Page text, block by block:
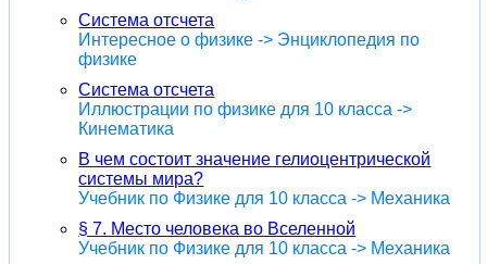
Система отсчета
Интересное о физике -> Энциклопедия по
физике
Система отсчета
Иллюстрации по физике для 10 класса ->
Кинематика
В чем состоит значение гелиоцентрической
системы мира?
Учебник по Физике для 10 класса -> Механика
§ 7. Место человека во Вселенной
Учебник по Физике для 10 класса -> Механика